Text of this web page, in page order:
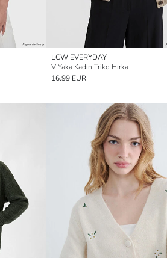
LCW EVERYDAY
V Yaka Kadın Triko Hırka
16.99 EUR